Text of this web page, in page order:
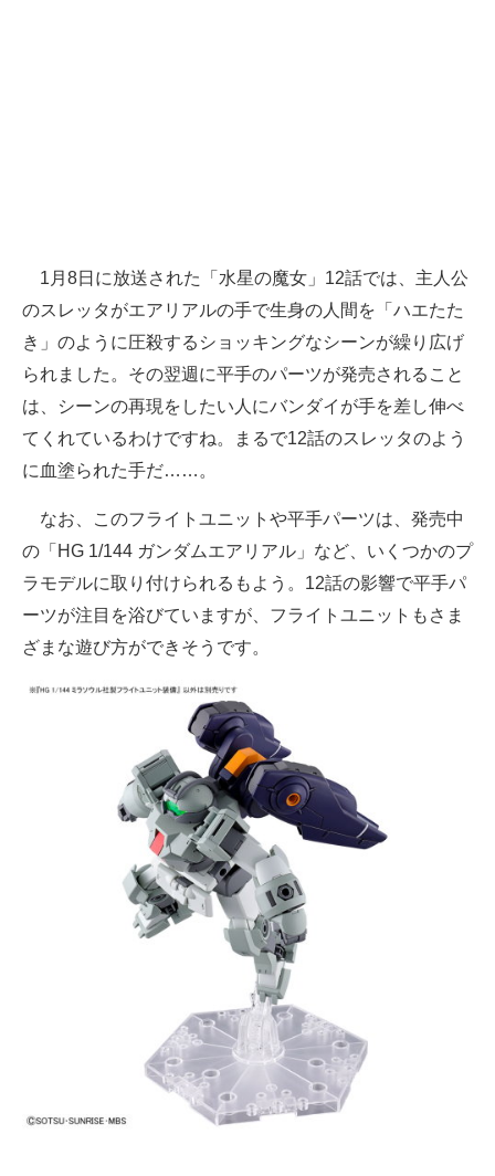
1月8日に放送された「水星の魔女」12話では、主人公
のスレッタがエアリアルの手で生身の人間を「ハエたた
き」のように圧殺するショッキングなシーンが繰り広げ
られました。その翌週に平手のパーツが発売されること
は、シーンの再現をしたい人にバンダイが手を差し伸べ
てくれているわけですね。まるで12話のスレッタのよう
に血塗られた手だ……。
なお、このフライトユニットや平手パーツは、発売中
の「HG 1/144 ガンダムエアリアル」など、いくつかのプ
ラモデルに取り付けられるもよう。12話の影響で平手パ
ーツが注目を浴びていますが、フライトユニットもさま
ざまな遊び方ができそうです。